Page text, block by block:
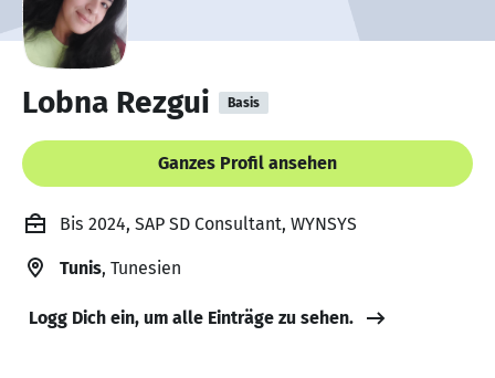
Lobna Rezgui Basis
Ganzes Profil ansehen
Bis 2024, SAP SD Consultant, WYNSYS
Tunis, Tunesien
Logg Dich ein, um alle Einträge zu sehen.